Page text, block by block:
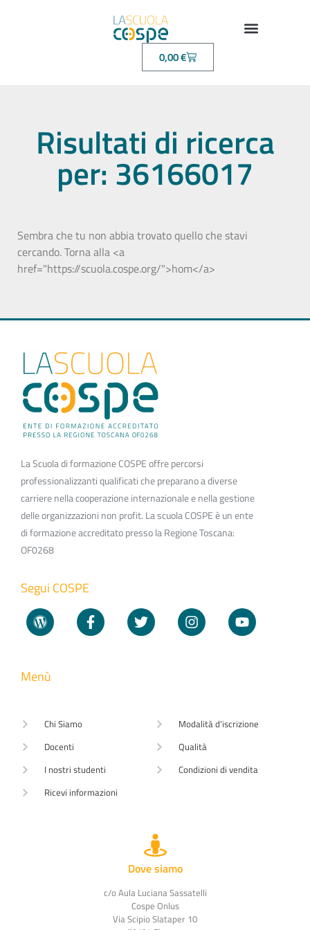
0,00€
Risultati di ricerca
per: 36166017
Sembra che tu non abbia trovato quello che stavi
cercando. Torna alla <a
href="https://scuola.cospe.org/">hom</a>
La Scuola di formazione COSPE offre percorsi
professionalizzanti qualificati che preparano a diverse
carriere nella cooperazione internazionale e nella gestione
delle organizzazioni non profit. La scuola COSPE è un ente
di formazione accreditato presso la Regione Toscana:
OF0268
Segui COSPE
Menù
Chi Siamo
Docenti
I nostri studenti
Ricevi informazioni
Modalità d'iscrizione
Qualità
Condizioni di vendita
Dove siamo
c/o Aula Luciana Sassatelli
Cospe Onlus
Via Scipio Slataper 10